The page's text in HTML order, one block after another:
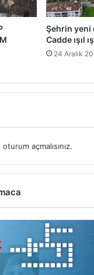
Şehrin yeni
Cadde ışıl
24 Aralık
oturum açmalısınız.